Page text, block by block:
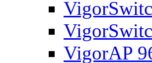
VigorAP